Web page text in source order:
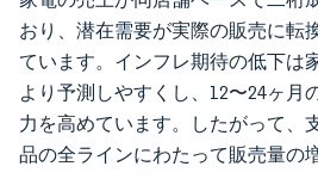
おり、潜在需要が実際の販売に転
ています。インフレ期待の低下は
より予測しやすくし、12〜24ヶ月
力を高めています。したがって、
品の全ラインにわたって販売量の